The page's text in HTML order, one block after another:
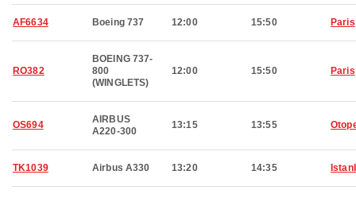
AF6634 Boeing 737 12:00 15:50 Paris
RO382
BOEING 737-
800
(WINGLETS)
12:00 15:50 Paris
OS694
AIRBUS
A220-300
13:15 13:55
TK1039 Airbus A330 13:20 14:35